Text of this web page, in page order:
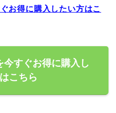
お得に購入したい方はこ
今すぐお得に購入し
こちら